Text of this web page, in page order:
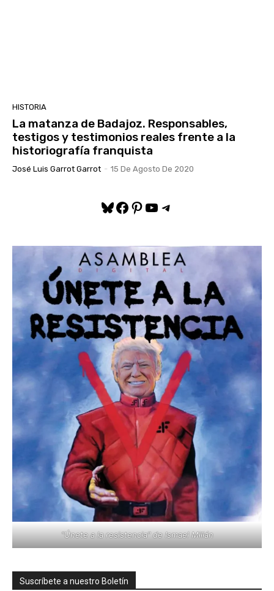
HISTORIA
La matanza de Badajoz. Responsables,
testigos y testimonios reales frente a la
historiografía franquista
José Luis Garrot Garrot - 15 De Agosto De 2020
Bluesky
Facebook
Pinterest
YouTube
Telegram
"Únete a la resistencia" de Ismael Millán
Suscríbete a nuestro Boletín